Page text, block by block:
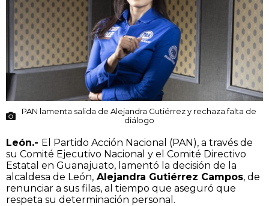
PAN lamenta salida de Alejandra Gutiérrez y rechaza falta de
diálogo
León.- El Partido Acción Nacional (PAN), a través de
su Comité Ejecutivo Nacional y el Comité Directivo
Estatal en Guanajuato, lamentó la decisión de la
alcaldesa de León, Alejandra Gutiérrez Campos, de
renunciar a sus filas, al tiempo que aseguró que
respeta su determinación personal.